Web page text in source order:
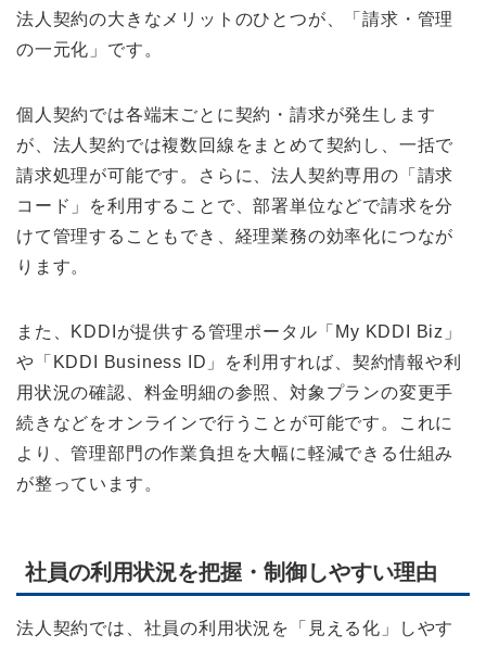
法人契約の大きなメリットのひとつが、「請求・管理
の一元化」です。
個人契約では各端末ごとに契約・請求が発生します
が、法人契約では複数回線をまとめて契約し、一括で
請求処理が可能です。さらに、法人契約専用の「請求
コード」を利用することで、部署単位などで請求を分
けて管理することもでき、経理業務の効率化につなが
ります。
また、KDDIが提供する管理ポータル「My KDDI Biz」
や「KDDI Business ID」を利用すれば、契約情報や利
用状況の確認、料金明細の参照、対象プランの変更手
続きなどをオンラインで行うことが可能です。これに
より、管理部門の作業負担を大幅に軽減できる仕組み
が整っています。
社員の利用状況を把握・制御しやすい理由
法人契約では、社員の利用状況を「見える化」しやす